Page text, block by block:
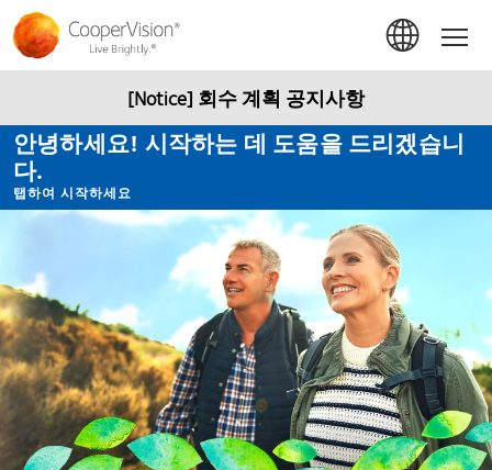
요
콘
텐
건
너
뛰
기
[Notice] 회수 계획 공지사항
안녕하세요! 시작하는 데 도움을 드리겠습니
다.
탭하여 시작하세요